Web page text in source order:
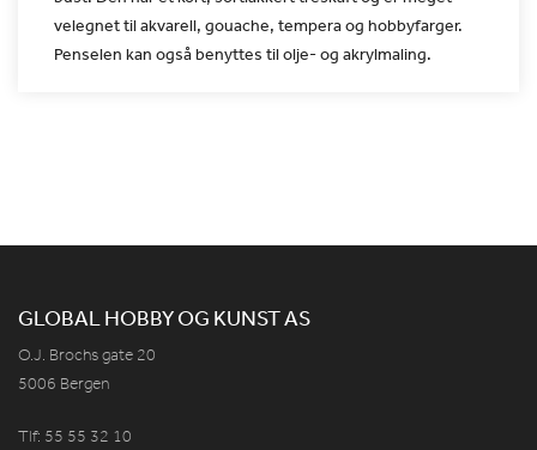
velegnet tilakvarell, gouache, tempera og hobbyfarger.
Penselen kan ogsåbenyttes til olje- og akrylmaling.
GLOBAL HOBBY OG KUNST AS
O.J. Brochs gate 20
5006 Bergen
Tlf: 55 55 32 10